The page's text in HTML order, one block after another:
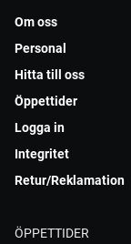
Om oss
Personal
Hitta till oss
Öppettider
Logga in
Integritet
Retur/Reklamation
ÖPPETTIDER